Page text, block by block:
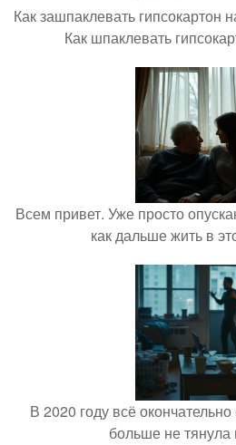
Как зашпаклевать гипсокартон
Как шпаклевать
Всем привет. Уже просто
как дальше жить в
В 2020 году всё
больше не тянула